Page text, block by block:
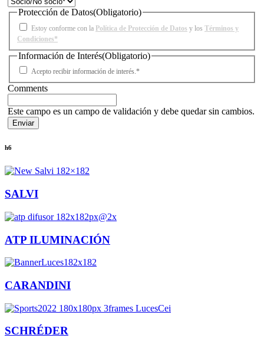
Protección de Datos(Obligatorio)
Estoy conforme con la Política de Protección de Datos y los Términos y
Condiciones*
Información de Interés(Obligatorio)
Acepto recibir información de interés.*
Comments
Este campo es un campo de validación y debe quedar sin cambios.
h6
SALVI
ATP ILUMINACIÓN
CARANDINI
SCHRÉDER